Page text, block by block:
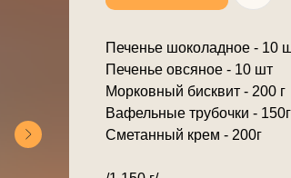
Печенье шоколадное - 10
Печенье овсяное - 10 шт
Морковный бисквит - 200 г
Вафельные трубочки - 150г
Сметанный крем - 200г